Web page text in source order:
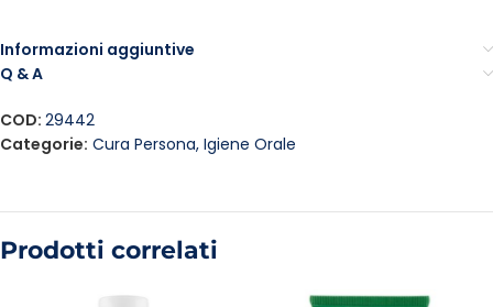
Informazioni aggiuntive
Q & A
COD: 29442
Categorie: Cura Persona, Igiene Orale
Prodotti correlati